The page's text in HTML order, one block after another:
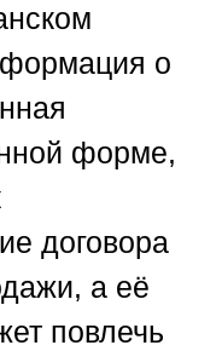
о
форме,
договора
а её
повлечь